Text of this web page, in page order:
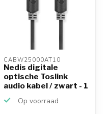
CABW25000AT10
Nedis digitale
optische Toslink
audio kabel / zwart - 1
Op voorraad